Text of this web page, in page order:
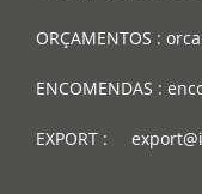
ORÇAMENTOS :
ENCOMENDAS :
EXPORT :